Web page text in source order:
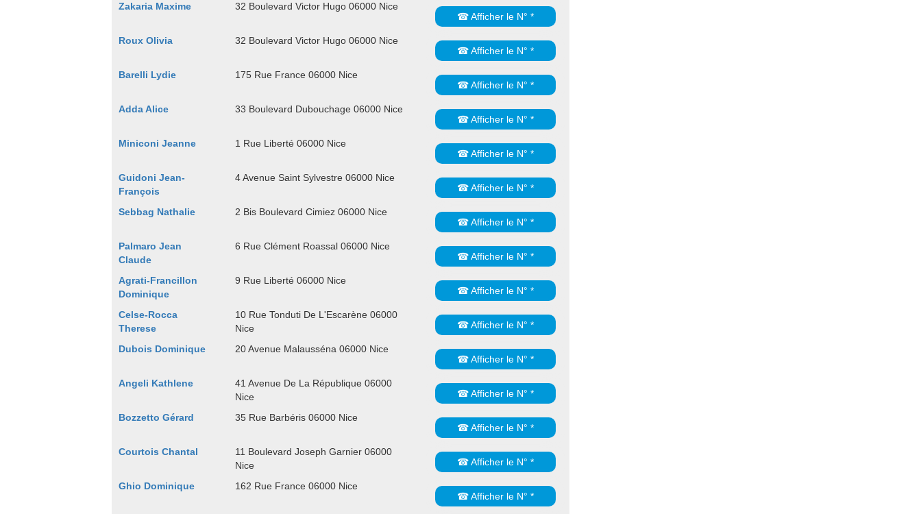
Zakaria Maxime
32 Boulevard Victor Hugo 06000 Nice
☎ Afficher le N° *
Roux Olivia
32 Boulevard Victor Hugo 06000 Nice
☎ Afficher le N° *
Barelli Lydie
175 Rue France 06000 Nice
☎ Afficher le N° *
Adda Alice
33 Boulevard Dubouchage 06000 Nice
☎ Afficher le N° *
Miniconi Jeanne
1 Rue Liberté 06000 Nice
☎ Afficher le N° *
Guidoni Jean-
François
4 Avenue Saint Sylvestre 06000 Nice
☎ Afficher le N° *
Sebbag Nathalie
2 Bis Boulevard Cimiez 06000 Nice
☎ Afficher le N° *
Palmaro Jean
Claude
6 Rue Clément Roassal 06000 Nice
☎ Afficher le N° *
Agrati-Francillon
Dominique
9 Rue Liberté 06000 Nice
☎ Afficher le N° *
Celse-Rocca
Therese
10 Rue Tonduti De L'Escarène 06000
Nice
☎ Afficher le N° *
Dubois Dominique
20 Avenue Malausséna 06000 Nice
☎ Afficher le N° *
Angeli Kathlene
41 Avenue De La République 06000
Nice
☎ Afficher le N° *
Bozzetto Gérard
35 Rue Barbéris 06000 Nice
☎ Afficher le N° *
Courtois Chantal
11 Boulevard Joseph Garnier 06000
Nice
☎ Afficher le N° *
Ghio Dominique
162 Rue France 06000 Nice
☎ Afficher le N° *